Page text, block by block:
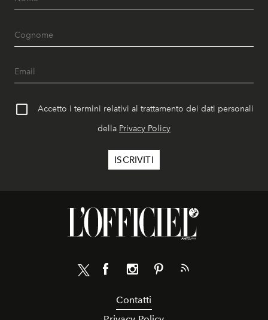
Accetto i termini relativi al trattamento dei dati personali
della Privacy Policy
Contatti